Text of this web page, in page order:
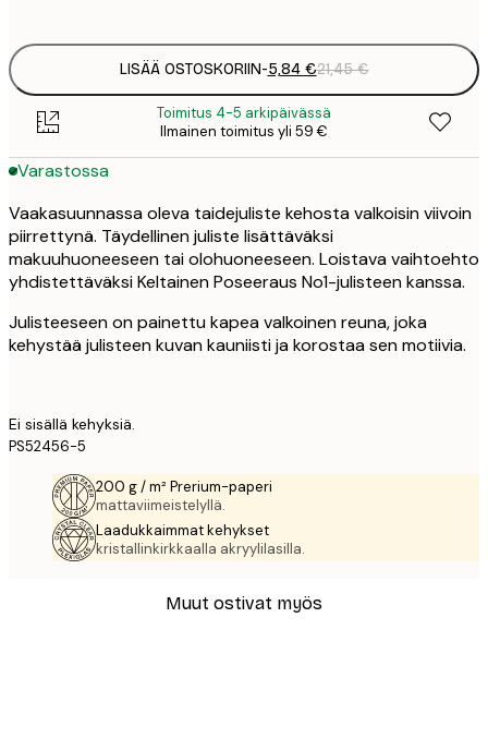
LISÄÄ OSTOSKORIIN-5,84 €21,45 €
Toimitus 4-5 arkipäivässä
Ilmainen toimitus yli 59 €
Varastossa
Vaakasuunnassa oleva taidejuliste kehosta valkoisin viivoin
piirrettynä. Täydellinen juliste lisättäväksi
makuuhuoneeseen tai olohuoneeseen. Loistava vaihtoehto
yhdistettäväksi Keltainen Poseeraus No1-julisteen kanssa.
Julisteeseen on painettu kapea valkoinen reuna, joka
kehystää julisteen kuvan kauniisti ja korostaa sen motiivia.
Ei sisällä kehyksiä.
PS52456-5
200 g / m² Prerium-paperi
mattaviimeistelyllä.
Laadukkaimmat kehykset
kristallinkirkkaalla akryylilasilla.
Muut ostivat myös